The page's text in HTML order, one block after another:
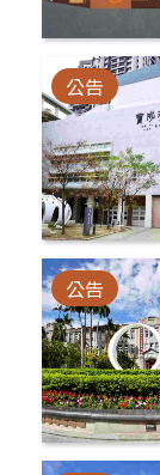
公告
公告